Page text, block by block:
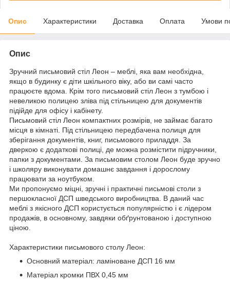
Опис Характеристики Доставка Оплата Умови
Опис
Зручний письмовий стіл Леон – меблі, яка вам необхідна,
якщо в будинку є діти шкільного віку, або ви самі часто
працюєте вдома. Крім того письмовий стіл Леон з тумбою і
невеликою полицею зліва під стільницею для документів
підійде для офісу і кабінету.
Письмовий стіл Леон компактних розмірів, не займає багато
місця в кімнаті. Під стільницею передбачена полиця для
зберігання документів, книг, письмового приладдя. За
дверкою є додаткові полиці, де можна розмістити підручники,
папки з документами. За письмовим столом Леон буде зручно
і школяру виконувати домашнє завдання і дорослому
працювати за ноутбуком.
Ми пропонуємо міцні, зручні і практичні письмові столи з
першокласної ДСП шведського виробництва. В даний час
меблі з якісного ДСП користується популярністю і є лідером
продажів, в основному, завдяки обґрунтованою і доступною
ціною.
Характеристики письмового столу Леон:
Основний матеріал: ламіноване ДСП 16 мм
Матеріал кромки ПВХ 0,45 мм